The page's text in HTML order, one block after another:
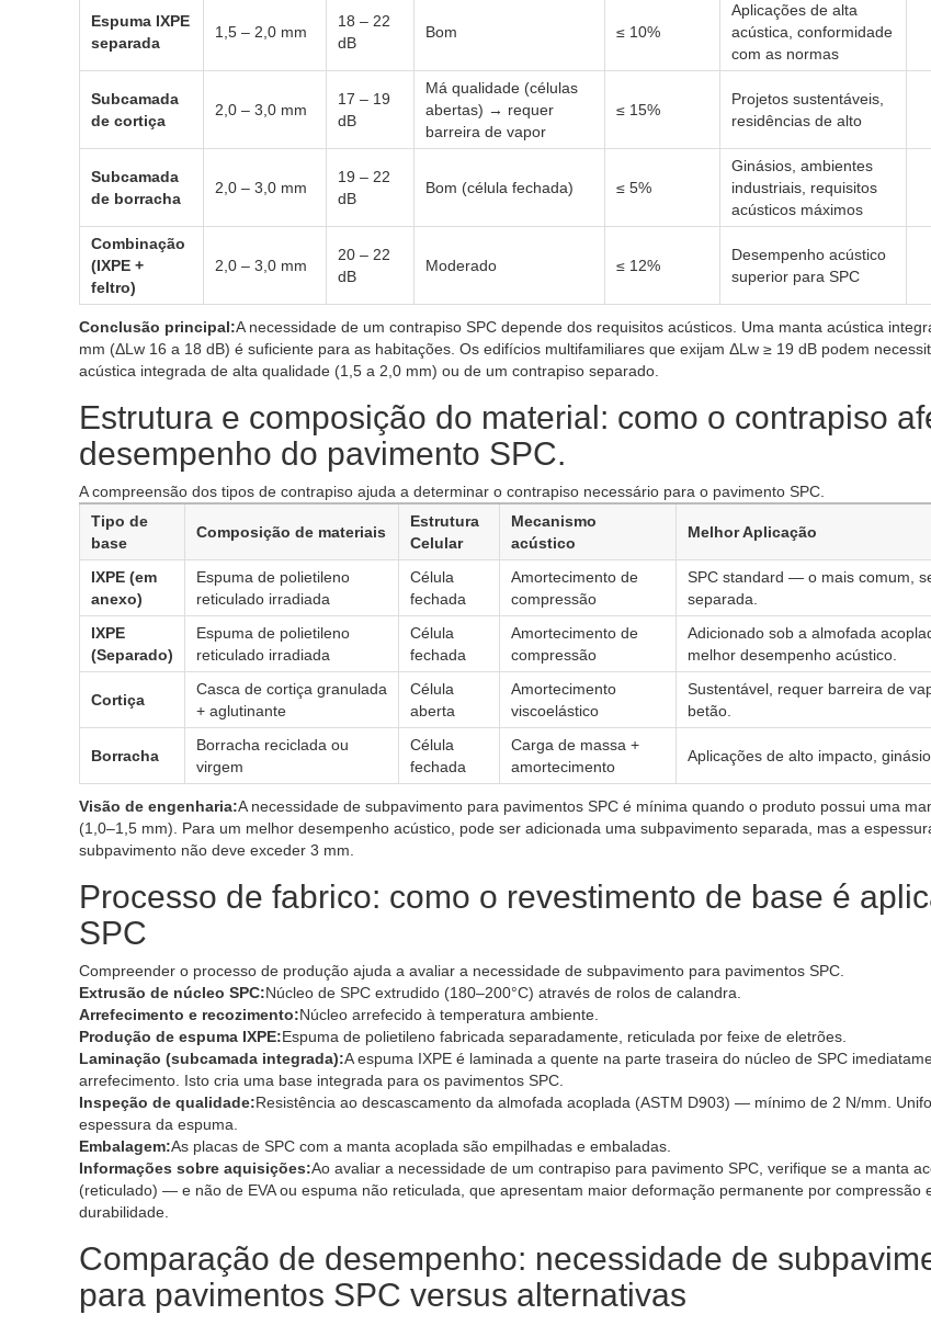
Espuma IXPE
separada
1,5 – 2,0 mm
18 – 22
dB
Bom ≤ 10%
Aplicações de alta
acústica, conformidade
com as normas
Subcamada
de cortiça
2,0 – 3,0 mm
17 – 19
dB
Má qualidade (células
abertas) → requer
barreira de vapor
≤ 15%
Projetos sustentáveis,
residências de alto
Subcamada
de borracha
2,0 – 3,0 mm
19 – 22
dB
Bom (célula fechada) ≤ 5%
Ginásios, ambientes
industriais, requisitos
acústicos máximos
Combinação
(IXPE +
feltro)
2,0 – 3,0 mm
20 – 22
dB
Moderado ≤ 12%
Desempenho acústico
superior para SPC
Conclusão principal:A necessidade de um contrapiso SPC depende dos requisitos acústicos. Uma manta acústica
mm (ΔLw 16 a 18 dB) é suficiente para as habitações. Os edifícios multifamiliares que exijam ΔLw ≥ 19 dB podem
acústica integrada de alta qualidade (1,5 a 2,0 mm) ou de um contrapiso separado.
Estrutura e composição do material: como o contrapiso
desempenho do pavimento SPC.
A compreensão dos tipos de contrapiso ajuda a determinar o contrapiso necessário para o pavimento SPC.
Tipo de
base
Composição de materiais
Estrutura
Celular
Mecanismo
acústico
Melhor Aplicação
IXPE (em
anexo)
Espuma de polietileno
reticulado irradiada
Célula
fechada
Amortecimento de
compressão
SPC standard — o mais comum,
separada.
IXPE
(Separado)
Espuma de polietileno
reticulado irradiada
Célula
fechada
Amortecimento de
compressão
Adicionado sob a almofada
melhor desempenho acústico.
Cortiça
Casca de cortiça granulada
+ aglutinante
Célula
aberta
Amortecimento
viscoelástico
Sustentável, requer barreira de
betão.
Borracha
Borracha reciclada ou
virgem
Célula
fechada
Carga de massa +
amortecimento
Aplicações de alto impacto,
Visão de engenharia:A necessidade de subpavimento para pavimentos SPC é mínima quando o produto possui uma
(1,0–1,5 mm). Para um melhor desempenho acústico, pode ser adicionada uma subpavimento separada, mas a
subpavimento não deve exceder 3 mm.
Processo de fabrico: como o revestimento de base é
SPC
Compreender o processo de produção ajuda a avaliar a necessidade de subpavimento para pavimentos SPC.
Extrusão de núcleo SPC:Núcleo de SPC extrudido (180–200°C) através de rolos de calandra.
Arrefecimento e recozimento:Núcleo arrefecido à temperatura ambiente.
Produção de espuma IXPE:Espuma de polietileno fabricada separadamente, reticulada por feixe de eletrões.
Laminação (subcamada integrada):A espuma IXPE é laminada a quente na parte traseira do núcleo de SPC
arrefecimento. Isto cria uma base integrada para os pavimentos SPC.
Inspeção de qualidade:Resistência ao descascamento da almofada acoplada (ASTM D903) — mínimo de 2 N/mm.
espessura da espuma.
Embalagem:As placas de SPC com a manta acoplada são empilhadas e embaladas.
Informações sobre aquisições:Ao avaliar a necessidade de um contrapiso para pavimento SPC, verifique se a manta
(reticulado) — e não de EVA ou espuma não reticulada, que apresentam maior deformação permanente por compressão
durabilidade.
Comparação de desempenho: necessidade de
para pavimentos SPC versus alternativas